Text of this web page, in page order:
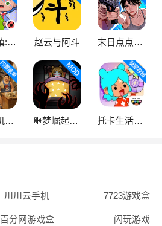
米加小镇:世界 赵云与阿斗 末日点点（辅助菜单）
复古街机大亨 噩梦崛起：生存 托卡生活：世界
川川云手机 7723游戏盒
百分网游戏盒 闪玩游戏